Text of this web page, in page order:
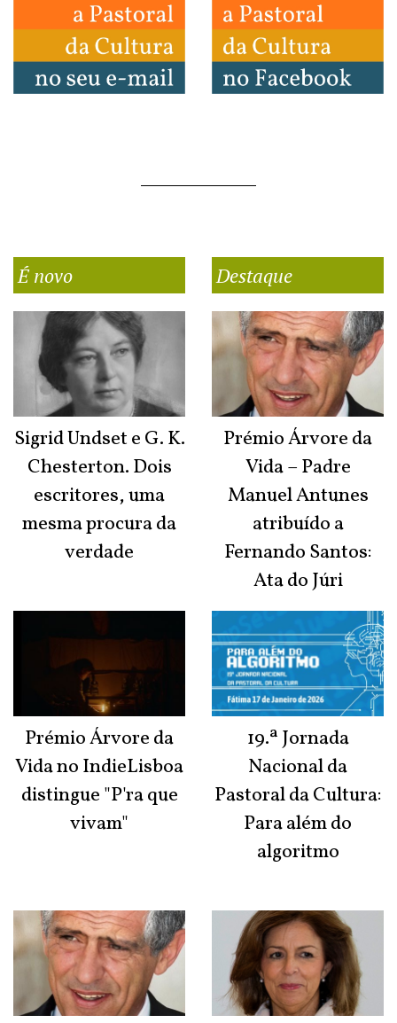
É novo
Sigrid Undset e G. K.
Chesterton. Dois
escritores, uma
mesma procura da
verdade
Prémio Árvore da
Vida no IndieLisboa
distingue "P'ra que
vivam"
Destaque
Prémio Árvore da
Vida – Padre
Manuel Antunes
atribuído a
Fernando Santos:
Ata do Júri
19.ª Jornada
Nacional da
Pastoral da Cultura:
Para além do
algoritmo